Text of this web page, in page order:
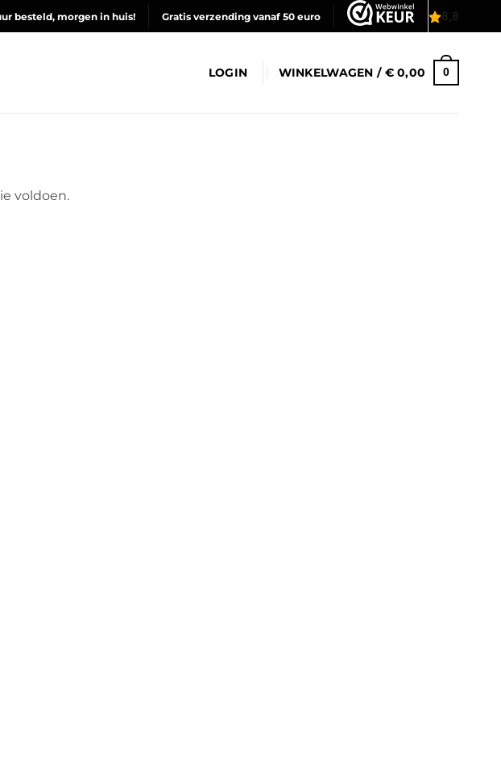
besteld, morgen in huis! Gratis verzending vanaf 50 euro
LOGIN WINKELWAGEN / €0,00 0
voldoen.